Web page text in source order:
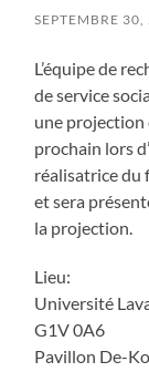
SEPTEMBRE 30,
L’équipe de
de service
une projection
prochain lors
réalisatrice du
et sera
la projection.
Lieu:
Université
G1V 0A6
Pavillon De-